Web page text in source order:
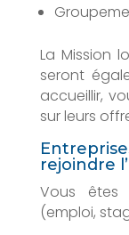
La Mission
seront
accueillir,
sur leurs
rejoindre
Vous êtes
(emploi,